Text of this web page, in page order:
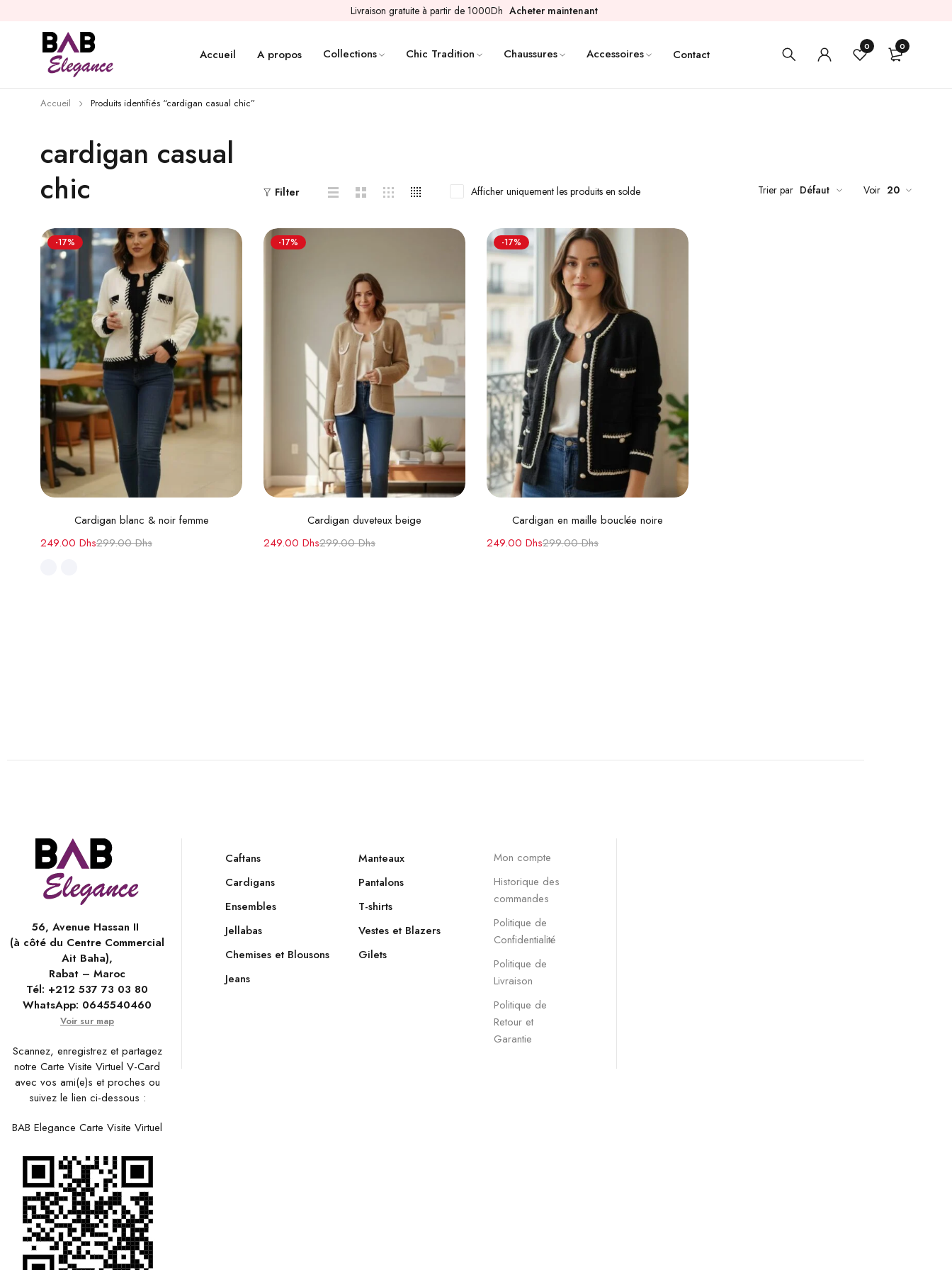
Livraison gratuite à partir de 1000Dh Acheter maintenant
Accueil A propos Collections Chic Tradition Chaussures Accessoires Contact
0 0
cardigan casual
chic
Accueil Produits identifiés “cardigan casual chic”
Filter Trier par Défaut
Afficher uniquement les produits en solde Voir 20
-17%
Choix des options
Cardigan blanc & noir femme
299.00Dhs
249.00 Dhs
-17%
Ajouter au panier
Cardigan duveteux beige
299.00Dhs
249.00 Dhs
-17%
Ajouter au panier
Cardigan en maille bouclée noire
299.00Dhs
249.00 Dhs
56, Avenue Hassan II
(à côté du Centre Commercial
Ait Baha),
Rabat – Maroc
Tél: +212 537 73 03 80
WhatsApp: 0645540460
Voir sur map
Scannez, enregistrez et partagez
notre Carte Visite Virtuel V-Card
avec vos ami(e)s et proches ou
suivez le lien ci-dessous :
BAB Elegance Carte Visite Virtuel
Caftans
Cardigans
Ensembles
Jellabas
Chemises et Blousons
Jeans
Manteaux
Pantalons
T-shirts
Vestes et Blazers
Gilets
Mon compte
Historique des
commandes
Politique de
Confidentialité
Politique de
Livraison
Politique de
Retour et
Garantie